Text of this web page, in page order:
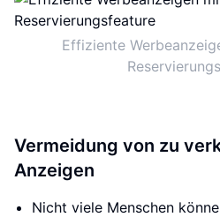
Effiziente
Vermeidung von zu
Anzeigen
Nicht viele Menschen